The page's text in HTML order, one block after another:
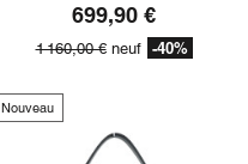
699,90 €
1 160,00 €neuf -40%
Nouveau